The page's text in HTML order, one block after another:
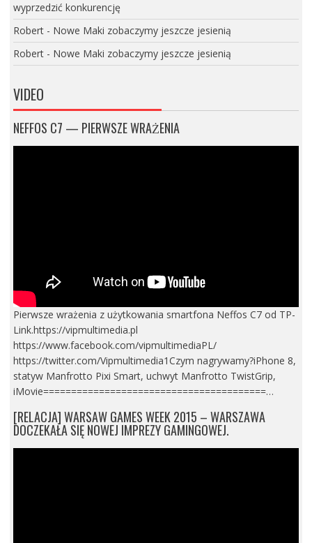
wyprzedzić konkurencję
Robert- Nowe Maki zobaczymy jeszcze jesienią
Robert- Nowe Maki zobaczymy jeszcze jesienią
VIDEO
NEFFOS C7 — PIERWSZE WRAŻENIA
Pierwsze wrażenia z użytkowania smartfona Neffos C7 od TP-
Link.https://vipmultimedia.pl
https://www.facebook.com/vipmultimediaPL/
https://twitter.com/Vipmultimedia1Czym nagrywamy?iPhone 8,
statyw Manfrotto Pixi Smart, uchwyt Manfrotto TwistGrip,
iMovie========================================…
[RELACJA] WARSAW GAMES WEEK 2015 – WARSZAWA
DOCZEKAŁA SIĘ NOWEJ IMPREZY GAMINGOWEJ.